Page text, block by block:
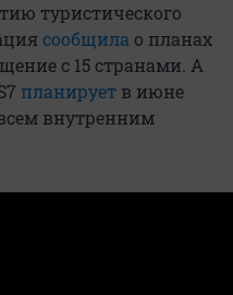
туристического
сообщила о планах
с 15 странами. А
планирует в июне
внутренним